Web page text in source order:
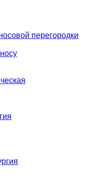
перегородки